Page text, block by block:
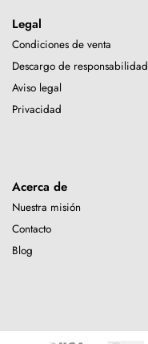
Legal
Condiciones de venta
Descargo de responsabilidad
Aviso legal
Privacidad
Acerca de
Nuestra misión
Contacto
Blog